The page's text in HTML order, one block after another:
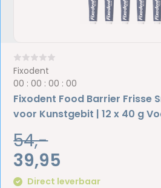
Fixodent
00 :00 :00 :00
Fixodent Food Barrier Frisse
voor Kunstgebit | 12 x 40 g
54,-
39,95
Direct leverbaar